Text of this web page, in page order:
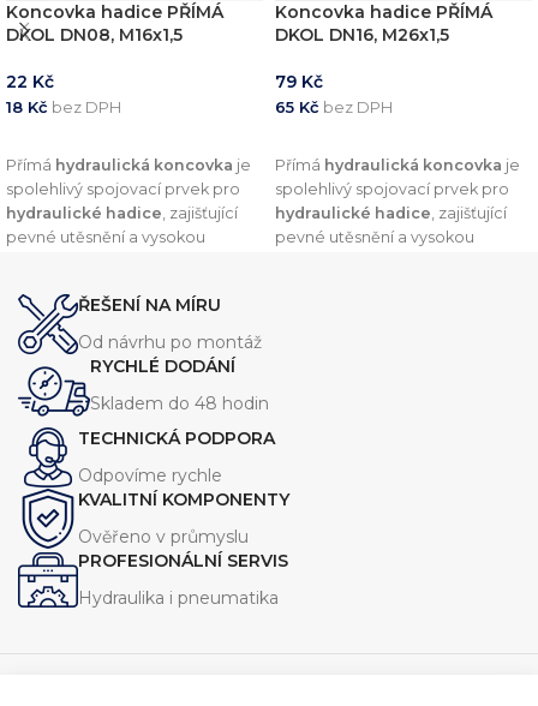
Koncovka hadice PŘÍMÁ
DKOL DN08, M16x1,5
22 Kč
18 Kč bez DPH
Přímá hydraulická koncovka je
spolehlivý spojovací prvek pro
hydraulické hadice, zajišťující
pevné utěsnění a vysokou
kvalitním materiálům nabízí
dlouhou životnost a
kompatibilitu s širokou škálou
hydraulických systémů.
Koncovka hadice PŘÍMÁ
DKOL DN16, M26x1,5
79 Kč
65 Kč bez DPH
Přímá hydraulická koncovka je
spolehlivý spojovací prvek pro
hydraulické hadice, zajišťující
pevné utěsnění a vysokou
ŘEŠENÍ NA MÍRU
Od návrhu po montáž
RYCHLÉ DODÁNÍ
Skladem do 48 hodin
TECHNICKÁ PODPORA
Odpovíme rychle
KVALITNÍ KOMPONENTY
Ověřeno v průmyslu
PROFESIONÁLNÍ SERVIS
Hydraulika i pneumatika